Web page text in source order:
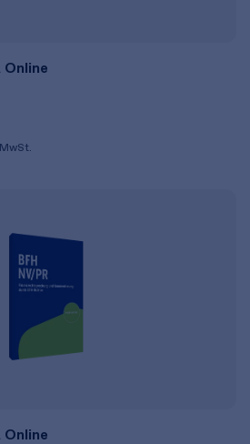
Online
Online